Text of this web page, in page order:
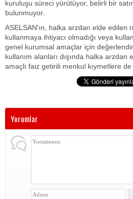
kuruluşu süreci yürütüyor, belirli bir
bulunmuyor.
ASELSAN'ın, halka arzdan elde edilen
kullanmaya ihtiyacı olmadığı veya
genel kurumsal amaçlar için
kullanım alanları dışında halka arzdan
amaçlı faiz getirili menkul kıymetlere de
Yorumlar